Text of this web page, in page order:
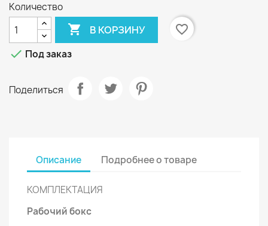
Количество
 В КОРЗИНУ
favorite_border
 Под заказ
Поделиться
Описание Подробнее о товаре
КОМПЛЕКТАЦИЯ
Рабочий бокс